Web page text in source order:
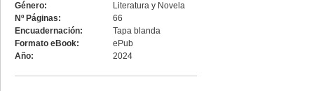
Género:
Literatura y Novela
Nº Páginas:
66
Encuadernación:
Tapa blanda
Formato eBook:
ePub
Año:
2024